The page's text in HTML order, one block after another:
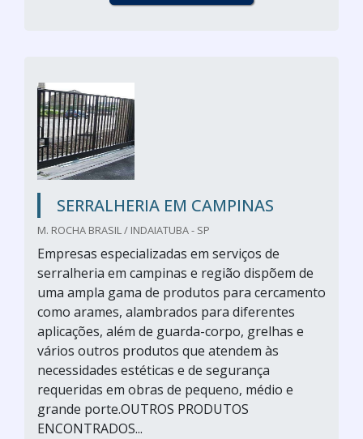
SERRALHERIA EM CAMPINAS
M. ROCHA BRASIL / INDAIATUBA - SP
Empresas especializadas em serviços de
serralheria em campinas e região dispõem de
uma ampla gama de produtos para cercamento
como arames, alambrados para diferentes
aplicações, além de guarda-corpo, grelhas e
vários outros produtos que atendem às
necessidades estéticas e de segurança
requeridas em obras de pequeno, médio e
grande porte.OUTROS PRODUTOS
ENCONTRADOS...